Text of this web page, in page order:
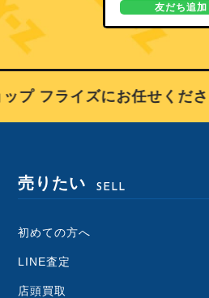
友だち追加
フライズにお任せくださ
売りたい SELL
初めての方へ
LINE査定
店頭買取